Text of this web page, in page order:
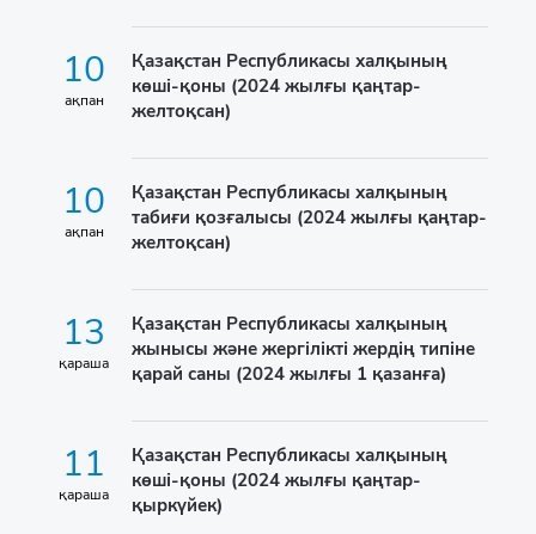
10
ақпан
Қазақстан Республикасы халқының
көші-қоны (2024 жылғы қаңтар-
желтоқсан)
10
ақпан
Қазақстан Республикасы халқының
табиғи қозғалысы (2024 жылғы қаңтар-
желтоқсан)
13
қараша
Қазақстан Республикасы халқының
жынысы және жергілікті жердің типіне
қарай саны (2024 жылғы 1 қазанға)
11
қараша
Қазақстан Республикасы халқының
көші-қоны (2024 жылғы қаңтар-
қыркүйек)